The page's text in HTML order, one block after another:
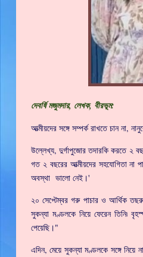
দেবর্ষি মজুমদার, লেখক, বীরভূম:
আত্মীয়দের সঙ্গে সম্পর্ক রাখতে চান না,
উল্লেখ্য, দুর্গাপুজোর তদারকি করতে ২
গত ২ বছরের আত্মীয়দের সহযোগিতা না
অবস্থা ভালো নেই।'
২০ সেপ্টেম্বর গরু পাচার ও আর্থিক
সুকন্যা মণ্ডলকে নিয়ে ফেরেন তিনি৷
পেয়েছি।"
এদিন, মেয়ে সুকন্যা মণ্ডলকে সঙ্গে নিয়ে